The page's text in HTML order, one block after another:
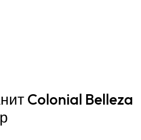
Colonial Belleza